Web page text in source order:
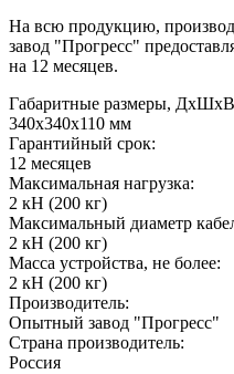
На всю продукцию,
завод "Прогресс"
на 12 месяцев.
Габаритные размеры,
340х340х110 мм
Гарантийный срок:
12 месяцев
Максимальная нагрузка:
2 кН (200 кг)
Максимальный диаметр
2 кН (200 кг)
Масса устройства, не более:
2 кН (200 кг)
Производитель:
Опытный завод "Прогресс"
Страна производитель:
Россия